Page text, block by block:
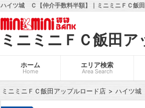
ハイツ城 Ｃ【仲介手数料半額】｜ミニミニＦＣ飯
ミニミニＦＣ飯田
ホーム
Home
エリア検索
Area Search
ミニミニＦＣ飯田アップルロード店 ハイツ